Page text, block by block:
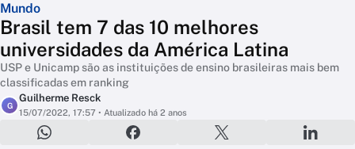
Mundo
Brasil tem 7 das 10 melhores
universidades da América Latina
USP e Unicamp são as instituições de ensino brasileiras mais bem
classificadas em ranking
G
Guilherme Resck
15/07/2022, 17:57 • Atualizado há 2 anos